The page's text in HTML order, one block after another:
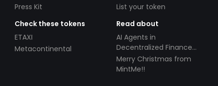
Press Kit
List your token
Check these tokens
ETAXI
Metacontinental
Read about
AI Agents in
Decentralized Finance
(DeFi): Automating the
Future
Merry Christmas from
MintMe!!